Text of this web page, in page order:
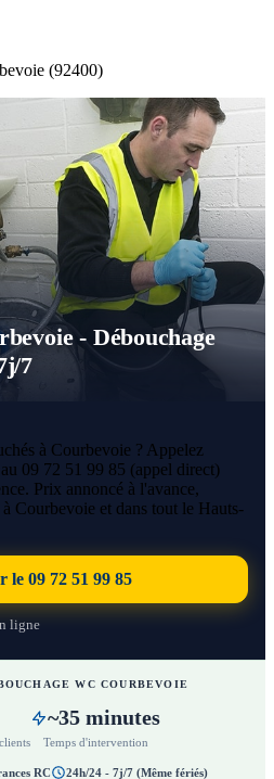
(92400)
- Débouchage
7
à Courbevoie ? Appelez
09 72 51 99 85 (appel direct)
Prix annoncé à l'avance,
Courbevoie et dans tout le Hauts-
le 09 72 51 99 85
ligne
WC COURBEVOIE
~35 minutes
Temps d'intervention
RC 24h/24 - 7j/7 (Même fériés)